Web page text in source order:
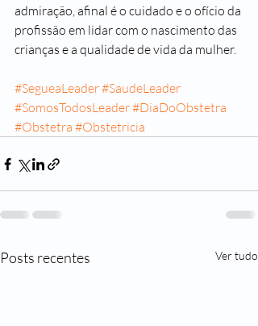
admiração, afinal é o cuidado e o ofício da
profissão em lidar com o nascimento das
crianças e a qualidade de vida da mulher.
#SegueaLeader#SaudeLeader
#SomosTodosLeader#DiaDoObstetra
#Obstetra #Obstetricia
Posts recentes Ver tudo